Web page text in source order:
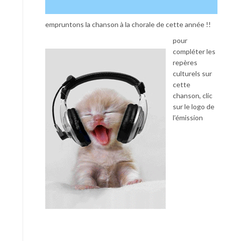
empruntons la chanson à la chorale de cette année !!
pour
compléter les
repères
culturels sur
cette
chanson, clic
sur le logo de
l’émission